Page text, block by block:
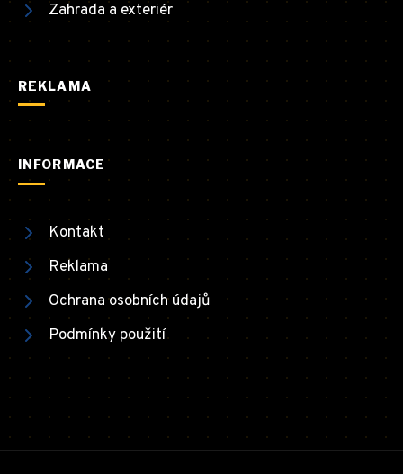
Zahrada a exteriér
REKLAMA
INFORMACE
Kontakt
Reklama
Ochrana osobních údajů
Podmínky použití